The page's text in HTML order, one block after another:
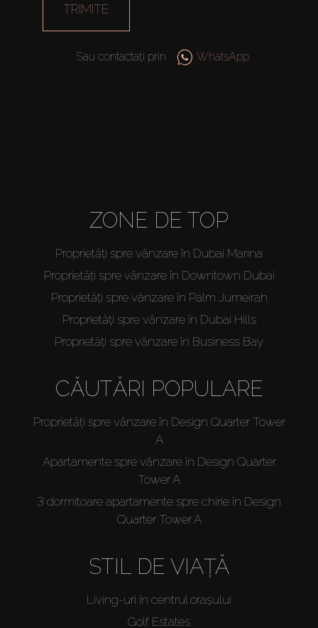
TRIMITE
Sau contactați prin WhatsApp
ZONE DE TOP
Proprietăți spre vânzare în Dubai Marina
Proprietăți spre vânzare în Downtown Dubai
Proprietăți spre vânzare în Palm Jumeirah
Proprietăți spre vânzare în Dubai Hills
Proprietăți spre vânzare în Business Bay
CĂUTĂRI POPULARE
Proprietăți spre vânzare în Design Quarter Tower
A
Apartamente spre vânzare în Design Quarter
Tower A
3 dormitoare apartamente spre chirie în Design
Quarter Tower A
STIL DE VIAȚĂ
Living-uri în centrul orașului
Golf Estates